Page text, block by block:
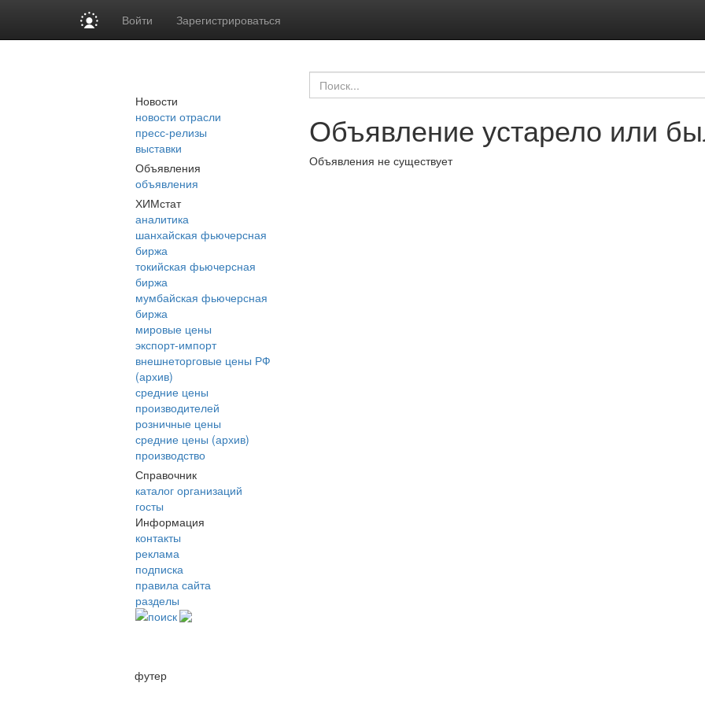
Войти Зарегистрироваться
Новости
новости отрасли
пресс-релизы
выставки
Объявления
объявления
ХИМстат
аналитика
шанхайская фьючерсная
биржа
токийская фьючерсная
биржа
мумбайская фьючерсная
биржа
мировые цены
экспорт-импорт
внешнеторговые цены РФ
(архив)
средние цены
производителей
розничные цены
средние цены (архив)
производство
Справочник
каталог организаций
госты
Информация
контакты
реклама
подписка
правила сайта
разделы
поиск
Объявление устарело или
Объявления не существует
футер